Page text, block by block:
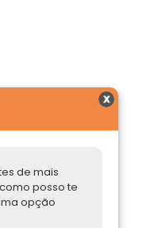
de mais
posso te
opção